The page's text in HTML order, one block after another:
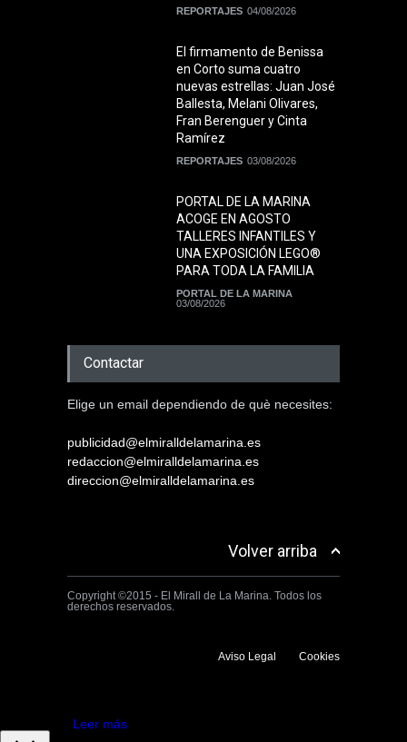
REPORTAJES 04/08/2026
El firmamento de Benissa
en Corto suma cuatro
nuevas estrellas: Juan José
Ballesta, Melani Olivares,
Fran Berenguer y Cinta
Ramírez
REPORTAJES 03/08/2026
PORTAL DE LA MARINA
ACOGE EN AGOSTO
TALLERES INFANTILES Y
UNA EXPOSICIÓN LEGO®
PARA TODA LA FAMILIA
PORTAL DE LA MARINA
03/08/2026
Contactar
Elige un email dependiendo de què necesites:
publicidad@elmiralldelamarina.es
redaccion@elmiralldelamarina.es
direccion@elmiralldelamarina.es
Volver arriba
Copyright ©2015 - El Mirall de La Marina. Todos los
derechos reservados.
Aviso Legal Cookies
Leer más